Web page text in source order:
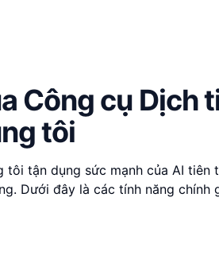
Công cụ Dịch
tôi
tôi tận dụng sức mạnh của AI
Dưới đây là các tính năng chính